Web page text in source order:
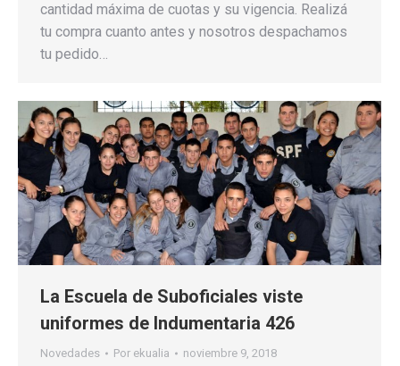
cantidad máxima de cuotas y su vigencia. Realizá
tu compra cuanto antes y nosotros despachamos
tu pedido…
La Escuela de Suboficiales viste
uniformes de Indumentaria 426
Novedades Por ekualia noviembre 9, 2018